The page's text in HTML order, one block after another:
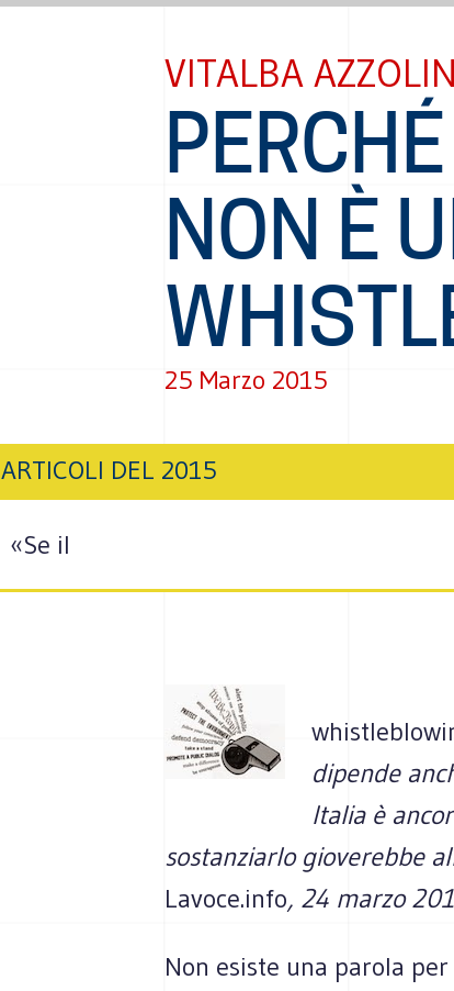
VITALBA
NON È
25 Marzo 2015
ARTICOLI DEL 2015
«Se il
dipende
Italia è
sostanziarlo gioverebbe
Lavoce.info, 24 marzo
Non esiste una parola